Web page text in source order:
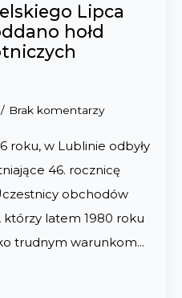
Lipca
hołd
Brak komentarzy
roku, w Lublinie odbyły
46. rocznicę
obchodów
latem 1980 roku
trudnym warunkom…